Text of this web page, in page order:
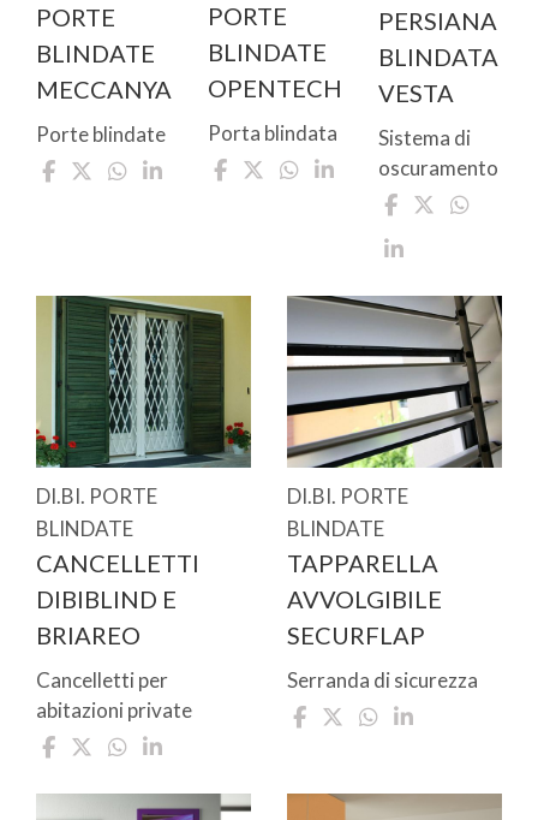
PORTE
BLINDATE
MECCANYA
Porte blindate
PORTE
BLINDATE
OPENTECH
Porta blindata
PERSIANA
BLINDATA
VESTA
Sistema di
oscuramento
DI.BI. PORTE
BLINDATE
CANCELLETTI
DIBIBLIND E
BRIAREO
Cancelletti per
abitazioni private
DI.BI. PORTE
BLINDATE
TAPPARELLA
AVVOLGIBILE
SECURFLAP
Serranda di sicurezza